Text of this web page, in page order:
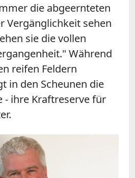
die abgeernteten
Vergänglichkeit sehen
sie die vollen
Während
reifen Feldern
in den Scheunen die
- ihre Kraftreserve für